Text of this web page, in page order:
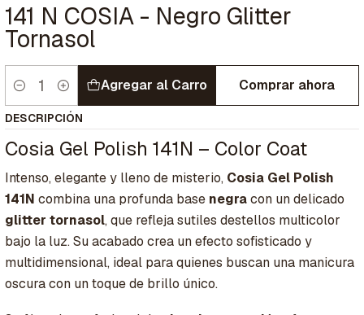
141 N COSIA - Negro Glitter
Tornasol
Cantidad
Agregar al Carro Comprar ahora
DESCRIPCIÓN
Cosia Gel Polish 141N – Color Coat
Intenso, elegante y lleno de misterio, Cosia Gel Polish
141N combina una profunda base negracon un delicado
glitter tornasol, que refleja sutiles destellos multicolor
bajo la luz. Su acabado crea un efecto sofisticado y
multidimensional, ideal para quienes buscan una manicura
oscura con un toque de brillo único.